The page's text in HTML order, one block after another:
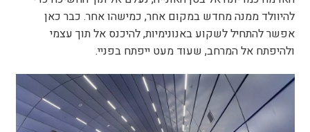
להיוולד ממנה מחדש במקום אחר, כמישהו אחר. כבר כאן
אפשר להתחיל לשקוע באנונימיות, להיכנס אל תוך עצמי
ולהיפתח אל המרחב, שעוד מעט ייפתח בפניי.